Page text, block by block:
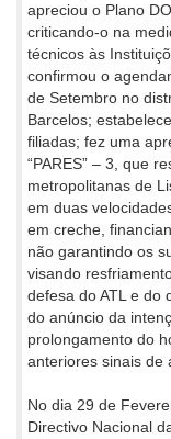
apreciou o Plano
criticando-o na
técnicos às
confirmou o
de Setembro no
Barcelos;
filiadas; fez uma
“PARES” – 3, que
metropolitanas de
em duas
em creche,
não garantindo os
visando
defesa do ATL e do
do anúncio da
prolongamento do
anteriores sinais de
No dia 29 de
Directivo Nacional